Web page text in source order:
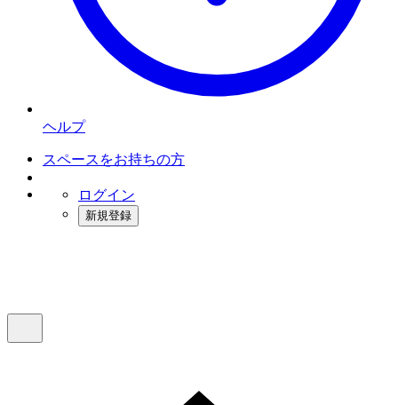
ヘルプ
スペースをお持ちの方
ログイン
新規登録